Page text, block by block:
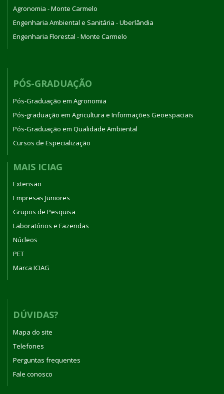
Agronomia - Monte Carmelo
Engenharia Ambiental e Sanitária - Uberlândia
Engenharia Florestal - Monte Carmelo
PÓS-GRADUAÇÃO
Pós-Graduação em Agronomia
Pós-graduação em Agricultura e Informações Geoespaciais
Pós-Graduação em Qualidade Ambiental
Cursos de Especialização
MAIS ICIAG
Extensão
Empresas Juniores
Grupos de Pesquisa
Laboratórios e Fazendas
Núcleos
PET
Marca ICIAG
DÚVIDAS?
Mapa do site
Telefones
Perguntas frequentes
Fale conosco